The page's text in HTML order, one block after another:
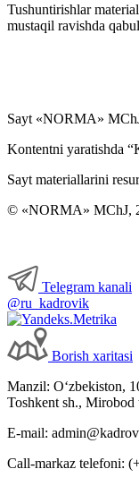
Tushuntirishlar
mustaqil ravishda
Sayt «NORMA»
Kontentni yaratishda
Sayt materiallarini
© «NORMA» MChJ,
Telegram kanali
@ru_kadrovik
Borish хaritasi
Manzil: Oʻzbekiston,
Toshkent sh.,
E-mail:
Call-markaz telefoni: